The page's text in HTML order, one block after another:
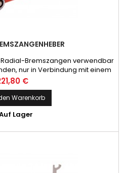
Bremszangen verwendbar
nur in Verbindung mit einem
Hauptständer verwenden!
€
Warenkorb
Lager